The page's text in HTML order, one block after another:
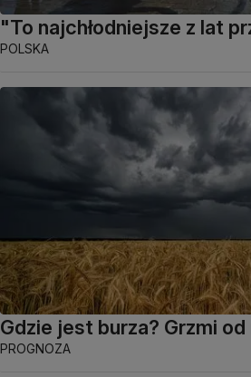
"To najchłodniejsze z lat
POLSKA
Gdzie jest burza? Grzmi od
PROGNOZA